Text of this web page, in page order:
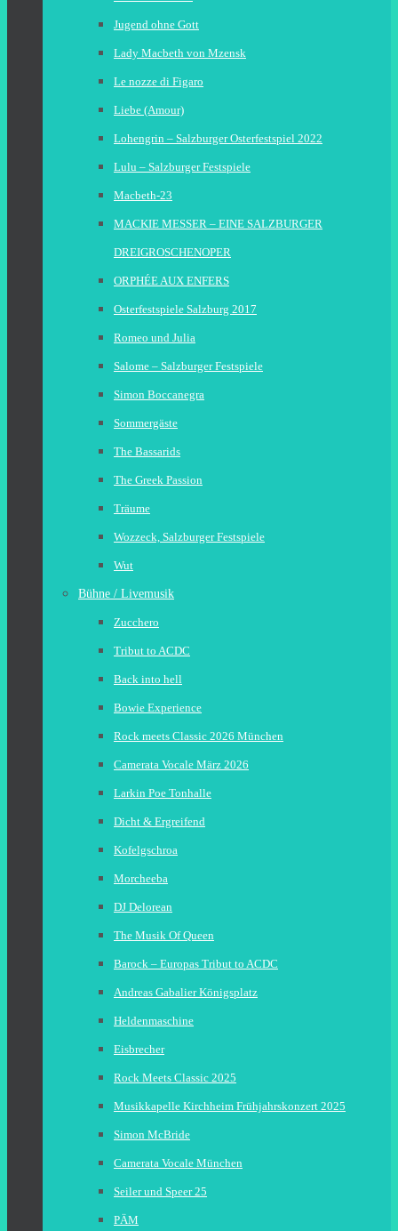
Jugend ohne Gott
Lady Macbeth von Mzensk
Le nozze di Figaro
Liebe (Amour)
Lohengrin – Salzburger Osterfestspiel 2022
Lulu – Salzburger Festspiele
Macbeth-23
MACKIE MESSER – EINE SALZBURGER
DREIGROSCHENOPER
ORPHÉE AUX ENFERS
Osterfestspiele Salzburg 2017
Romeo und Julia
Salome – Salzburger Festspiele
Simon Boccanegra
Sommergäste
The Bassarids
The Greek Passion
Träume
Wozzeck, Salzburger Festspiele
Wut
Bühne / Livemusik
Zucchero
Tribut to ACDC
Back into hell
Bowie Experience
Rock meets Classic 2026 München
Camerata Vocale März 2026
Larkin Poe Tonhalle
Dicht & Ergreifend
Kofelgschroa
Morcheeba
DJ Delorean
The Musik Of Queen
Barock – Europas Tribut to ACDC
Andreas Gabalier Königsplatz
Heldenmaschine
Eisbrecher
Rock Meets Classic 2025
Musikkapelle Kirchheim Frühjahrskonzert 2025
Simon McBride
Camerata Vocale München
Seiler und Speer 25
PÄM